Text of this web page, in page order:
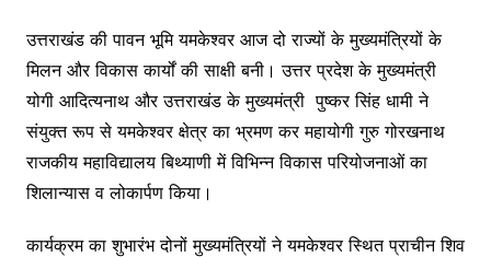
उत्तराखंड की पावन भूमि यमकेश्वर आज दो राज्यों के मुख्यमंत्रियों के
मिलन और विकास कार्यों की साक्षी बनी। उत्तर प्रदेश के मुख्यमंत्री
योगी आदित्यनाथ और उत्तराखंड के मुख्यमंत्री पुष्कर सिंह धामी ने
संयुक्त रूप से यमकेश्वर क्षेत्र का भ्रमण कर महायोगी गुरु गोरखनाथ
राजकीय महाविद्यालय बिथ्याणी में विभिन्न विकास परियोजनाओं का
शिलान्यास व लोकार्पण किया।
कार्यक्रम का शुभारंभ दोनों मुख्यमंत्रियों ने यमकेश्वर स्थित प्राचीन शिव